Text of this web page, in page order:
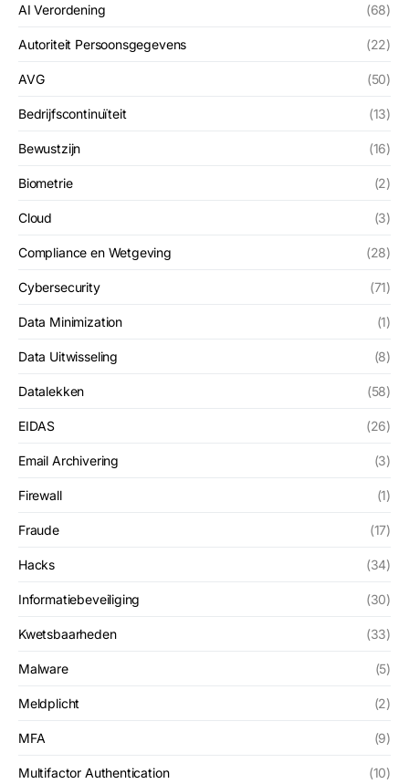
AI Verordening (68)
Autoriteit Persoonsgegevens (22)
AVG (50)
Bedrijfscontinuïteit (13)
Bewustzijn (16)
Biometrie (2)
Cloud (3)
Compliance en Wetgeving (28)
Cybersecurity (71)
Data Minimization (1)
Data Uitwisseling (8)
Datalekken (58)
EIDAS (26)
Email Archivering (3)
Firewall (1)
Fraude (17)
Hacks (34)
Informatiebeveiliging (30)
Kwetsbaarheden (33)
Malware (5)
Meldplicht (2)
MFA (9)
Multifactor Authentication (10)